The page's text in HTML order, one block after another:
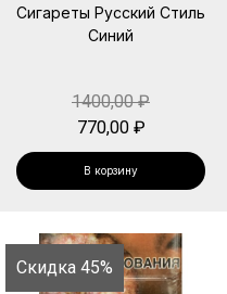
Сигареты Русский Стиль
Синий
1400,00₽
770,00 ₽
В корзину
Скидка 45%